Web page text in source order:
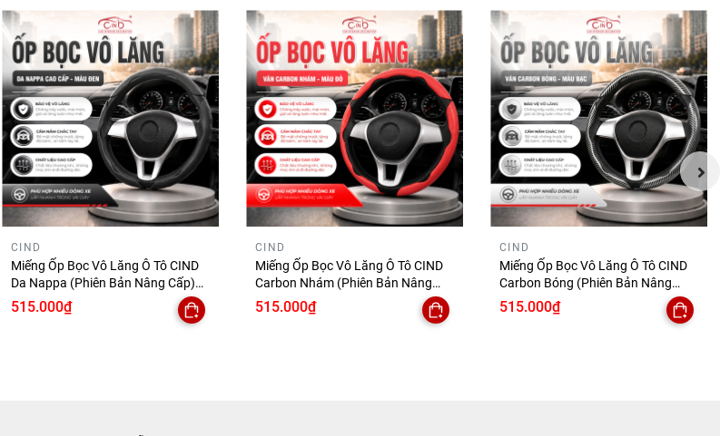
CIND
Miếng Ốp Bọc Vô Lăng Ô Tô CIND
Da Nappa (Phiên Bản Nâng Cấp)
Mềm Mại Êm Ái Mỏng Nhẹ Chống
Trượt Phù Hợp Nhiều Dòng Xe
515.000₫
CIND
Miếng Ốp Bọc Vô Lăng Ô Tô CIND
Carbon Nhám (Phiên Bản Nâng
Cấp) Bám Tay Ma Sát Tốt Mỏng
Nhẹ Chống Trượt Phù Hợp Nhiều
515.000₫
CIND
Miếng Ốp Bọc Vô Lăng Ô Tô CIND
Carbon Bóng (Phiên Bản Nâng
Cấp) Gợn Sóng Mỏng Nhẹ Chống
Trơn Trượt Phù Hợp Nhiều Dòng Xe
515.000₫